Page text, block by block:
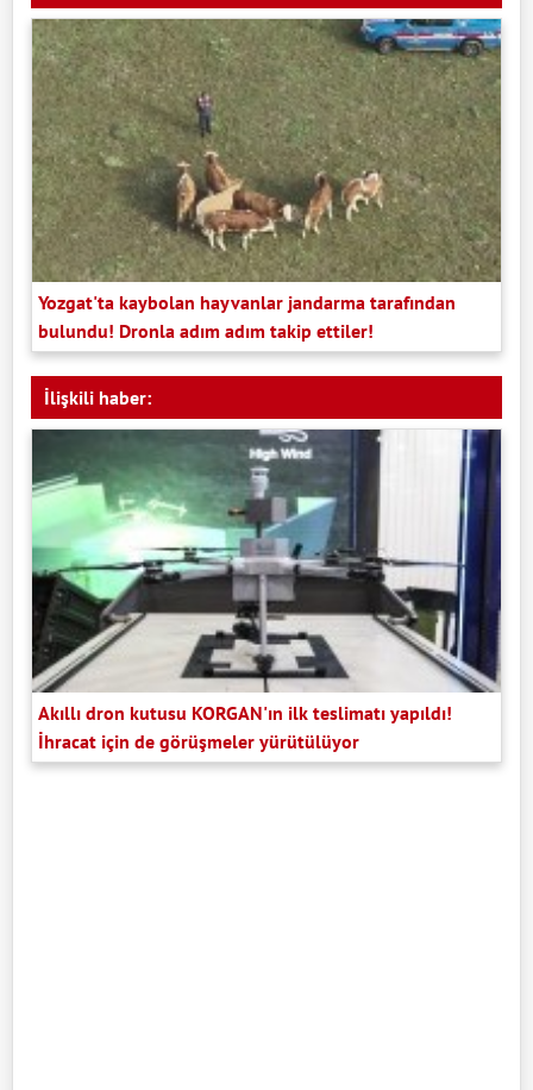
Yozgat'ta kaybolan hayvanlar jandarma tarafından
bulundu! Dronla adım adım takip ettiler!
İlişkili haber:
Akıllı dron kutusu KORGAN'ın ilk teslimatı yapıldı!
İhracat için de görüşmeler yürütülüyor